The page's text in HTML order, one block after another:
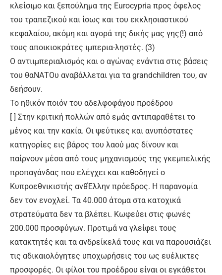
κλείσιμο και ξεπούλημα της Eurocypria προς όφελος
του τραπεζικού και ίσως και του εκκλησιαστικού
κεφαλαίου, ακόμη και αγορά της δικής μας γης(!) από
τους αποικιοκράτες ιμπερια-ληστές. (3)
Ο αντιιμπεριαλισμός και ο αγώνας ενάντια στις βάσεις
του θαΝΑΤΟυ αναβάλλεται για τα grandchildren του, αν
δεήσουν.
Το ηθικόν ποιόν του αδελφοφάγου προέδρου
[ ] Στην κριτική πολλών από εμάς αντιπαραθέτει το
μένος και την κακία. Οι ψεύτικες και ανυπόστατες
κατηγορίες εις βάρος του λαού μας δίνουν και
παίρνουν μέσα από τους μηχανισμούς της γκεμπελικής
προπαγάνδας που ελέγχει και καθοδηγεί ο
Κυπροεθνικιστής ανθΈλλην πρόεδρος. Η παρανομία
δεν τον ενοχλεί. Τα 40.000 άτομα στα κατοχικά
στρατεύματα δεν τα βλέπει. Κωφεύει στις φωνές
200.000 προσφύγων. Προτιμά να γλείφει τους
κατακτητές και τα ανδρείκελά τους και να παρουσιάζει
τις αδικαιολόγητες υποχωρήσεις του ως ευέλικτες
προσφορές. Οι φίλοι του προέδρου είναι οι εγκάθετοι